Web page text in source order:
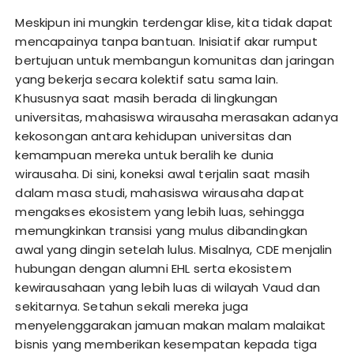
Meskipun ini mungkin terdengar klise, kita tidak dapat
mencapainya tanpa bantuan. Inisiatif akar rumput
bertujuan untuk membangun komunitas dan jaringan
yang bekerja secara kolektif satu sama lain.
Khususnya saat masih berada di lingkungan
universitas, mahasiswa wirausaha merasakan adanya
kekosongan antara kehidupan universitas dan
kemampuan mereka untuk beralih ke dunia
wirausaha. Di sini, koneksi awal terjalin saat masih
dalam masa studi, mahasiswa wirausaha dapat
mengakses ekosistem yang lebih luas, sehingga
memungkinkan transisi yang mulus dibandingkan
awal yang dingin setelah lulus. Misalnya, CDE menjalin
hubungan dengan alumni EHL serta ekosistem
kewirausahaan yang lebih luas di wilayah Vaud dan
sekitarnya. Setahun sekali mereka juga
menyelenggarakan jamuan makan malam malaikat
bisnis yang memberikan kesempatan kepada tiga